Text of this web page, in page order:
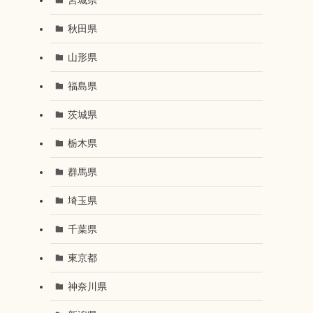
秋田県
山形県
福島県
茨城県
栃木県
群馬県
埼玉県
千葉県
東京都
神奈川県